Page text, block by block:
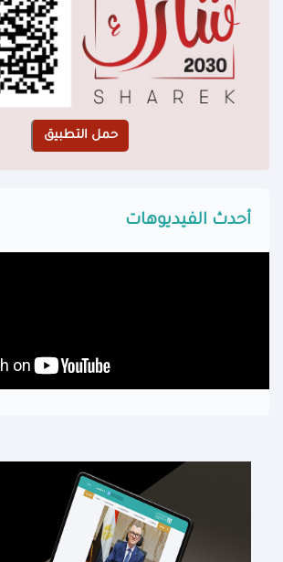
أحدث الفيديوهات